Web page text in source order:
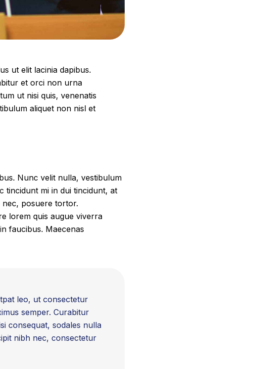
ut elit lacinia dapibus.
et orci non urna
ut nisi quis, venenatis
aliquet non nisl et
Nunc velit nulla, vestibulum
tincidunt mi in dui tincidunt, at
nec, posuere tortor.
lorem quis augue viverra
faucibus. Maecenas
leo, ut consectetur
semper. Curabitur
consequat, sodales nulla
nibh nec, consectetur